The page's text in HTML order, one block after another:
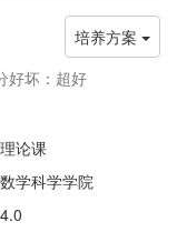
培养方案
好坏：超好
理论课
数学科学学院
4.0